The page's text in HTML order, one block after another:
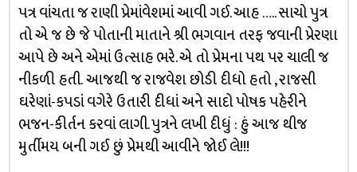
પત્ર વાંચતા જ રાણી પ્રેમાંવેશમાં આવી ગઈ. આહ ….. સાચો પુત્ર
તો એ જ છે જે પોતાની માતાને શ્રી ભગવાન તરફ જવાની પ્રેરણા
આપે છે અને એમાં ઉત્સાહ ભરે. એ તો પ્રેમના પથ પર ચાલી જ
નીકળી હતી. આજથી જ રાજવેશ છોડી દીધો હતો , રાજસી
ઘરેણાં-કપડાં વગેરે ઉતારી દીધાં અને સાદો પોષક પહેરીને
ભજન-કીર્તન કરવાં લાગી. પુત્રને લખી દીધું : હું આજ થીજ
મુર્તીમય બની ગઈ છું પ્રેમથી આવીને જોઈ લે!!!